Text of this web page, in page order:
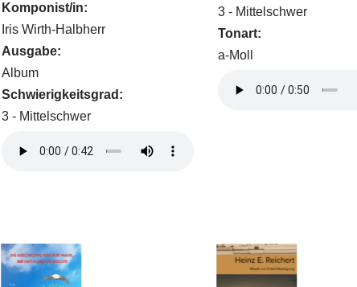
Komponist/in:
Iris Wirth-Halbherr
Ausgabe:
Album
Schwierigkeitsgrad:
3 - Mittelschwer
3 - Mittelschwer
Tonart:
a-Moll